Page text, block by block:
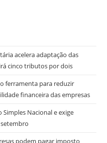
acelera adaptação das
cinco tributos por dois
ferramenta para reduzir
financeira das empresas
Nacional e exige
podem pagar imposto